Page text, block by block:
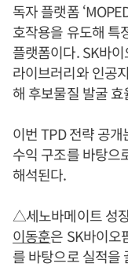
독자 플랫폼
호작용을 유도해 특
플랫폼이다. SK바
라이브러리와 인공
해 후보물질 발굴
이번 TPD 전략 공
수익 구조를 바탕으
해석된다.
△세노바메이트 성
이동훈은 SK바이오
를 바탕으로 실적을